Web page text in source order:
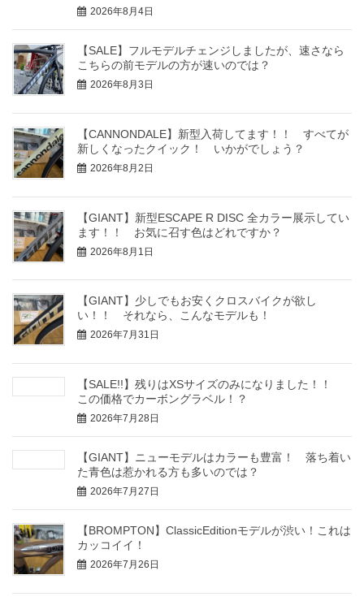
2026年8月4日
【SALE】フルモデルチェンジしましたが、速さなら
こちらの前モデルの方が速いのでは？
2026年8月3日
【CANNONDALE】新型入荷してます！！ すべてが
新しくなったクイック！ いかがでしょう？
2026年8月2日
【GIANT】新型ESCAPE R DISC 全カラー展示してい
ます！！ お気に召す色はどれですか？
2026年8月1日
【GIANT】少しでもお安くクロスバイクが欲し
い！！ それなら、こんなモデルも！
2026年7月31日
【SALE!!】残りはXSサイズのみになりました！！
この価格でカーボングラベル！？
2026年7月28日
【GIANT】ニューモデルはカラーも豊富！ 落ち着い
た青色は惹かれる方も多いのでは？
2026年7月27日
【BROMPTON】ClassicEditionモデルが渋い！これは
カッコイイ！
2026年7月26日